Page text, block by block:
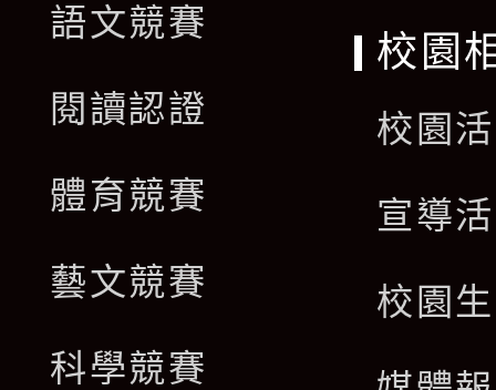
語文競賽
閱讀認證
體育競賽
藝文競賽
科學競賽
校園
校園
宣導
校園